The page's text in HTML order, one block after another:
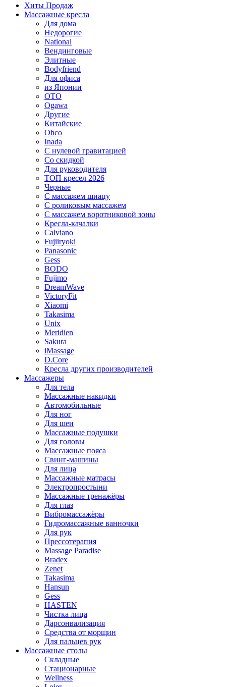
Хиты Продаж
Массажные кресла
Для дома
Недорогие
National
Вендинговые
Элитные
Bodyfriend
Для офиса
из Японии
OTO
Ogawa
Другие
Китайские
Ohco
Inada
С нулевой гравитацией
Со скидкой
Для руководителя
ТОП кресел 2026
Черные
С массажем шиацу
С роликовым массажем
С массажем воротниковой зоны
Кресла-качалки
Calviano
Fujiiryoki
Panasonic
Gess
BODO
Fujimo
DreamWave
VictoryFit
Xiaomi
Takasima
Unix
Meridien
Sakura
iMassage
D.Core
Кресла других производителей
Массажеры
Для тела
Массажные накидки
Автомобильные
Для ног
Для шеи
Массажные подушки
Для головы
Массажные пояса
Свинг-машины
Для лица
Массажные матрасы
Электропростыни
Массажные тренажёры
Для глаз
Вибромассажёры
Гидромассажные ванночки
Для рук
Прессотерапия
Massage Paradise
Bradex
Zenet
Takasima
Hansun
Gess
HASTEN
Чистка лица
Дарсонвализация
Средства от морщин
Для пальцев рук
Массажные столы
Складные
Стационарные
Wellness